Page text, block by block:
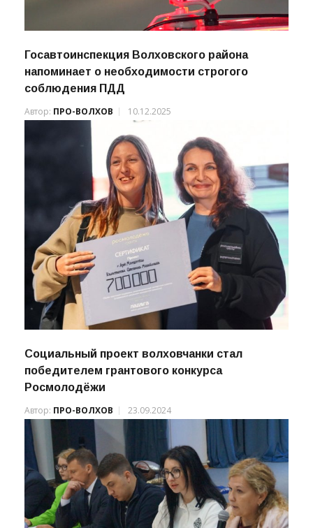
Госавтоинспекция Волховского района
напоминает о необходимости строгого
соблюдения ПДД
Автор: ПРО-ВОЛХОВ 10.12.2025
Социальный проект волховчанки стал
победителем грантового конкурса
Росмолодёжи
Автор: ПРО-ВОЛХОВ 23.09.2024